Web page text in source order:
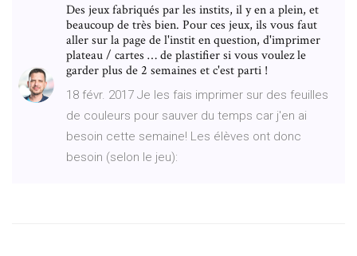
Des jeux fabriqués par les instits, il y en a plein, et
beaucoup de très bien. Pour ces jeux, ils vous faut
aller sur la page de l'instit en question, d'imprimer
plateau / cartes … de plastifier si vous voulez le
garder plus de 2 semaines et c'est parti !
18 févr. 2017 Je les fais imprimer sur des feuilles
de couleurs pour sauver du temps car j'en ai
besoin cette semaine! Les élèves ont donc
besoin (selon le jeu):